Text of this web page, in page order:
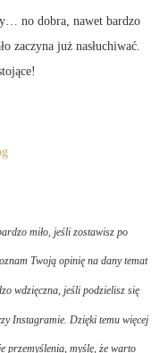
no dobra, nawet bardzo
zaczyna już nasłuchiwać.
miło, jeśli zostawisz po
Twoją opinię na dany temat
wdzięczna, jeśli podzielisz się
Instagramie. Dzięki temu więcej
przemyślenia, myślę, że warto